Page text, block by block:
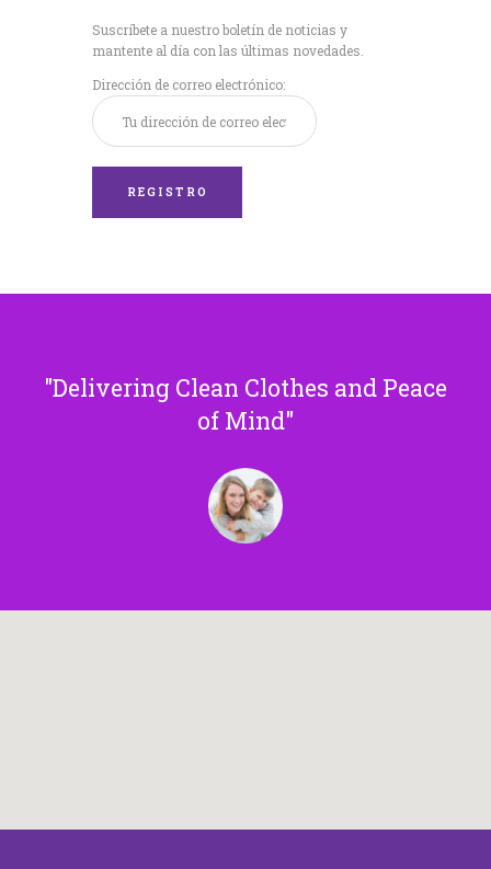
Suscríbete a nuestro boletín de noticias y
mantente al día con las últimas novedades.
Dirección de correo electrónico:
Delivering Clean Clothes and Peace
of Mind